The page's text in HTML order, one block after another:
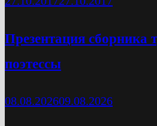
Презентация сборника
поэтессы
08.08.202609.08.2026